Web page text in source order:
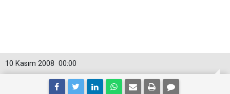
00:00
10 Kasım 2008